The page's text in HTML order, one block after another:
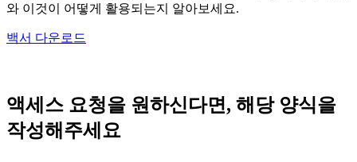
와 이것이 어떻게 활용되는지 알아보세요.
백서 다운로드
액세스 요청을 원하신다면, 해당 양식을
작성해주세요